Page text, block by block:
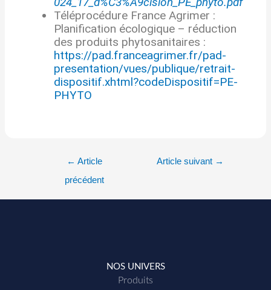
Téléprocédure France Agrimer :
Planification écologique – réduction
des produits phytosanitaires :
https://pad.franceagrimer.fr/pad-
presentation/vues/publique/retrait-
dispositif.xhtml?codeDispositif=PE-
PHYTO
← Article
précédent
Article suivant →
NOS UNIVERS
Produits